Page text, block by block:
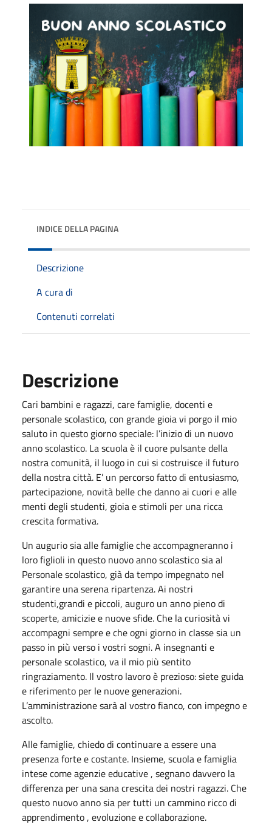
INDICE DELLA PAGINA
Descrizione
A cura di
Contenuti correlati
Descrizione
Cari bambini e ragazzi, care famiglie, docenti e
personale scolastico, con grande gioia vi porgo il mio
saluto in questo giorno speciale: l’inizio di un nuovo
anno scolastico. La scuola è il cuore pulsante della
nostra comunità, il luogo in cui si costruisce il futuro
della nostra città. E’ un percorso fatto di entusiasmo,
partecipazione, novità belle che danno ai cuori e alle
menti degli studenti, gioia e stimoli per una ricca
crescita formativa.
Un augurio sia alle famiglie che accompagneranno i
loro figlioli in questo nuovo anno scolastico sia al
Personale scolastico, già da tempo impegnato nel
garantire una serena ripartenza. Ai nostri
studenti,grandi e piccoli, auguro un anno pieno di
scoperte, amicizie e nuove sfide. Che la curiosità vi
accompagni sempre e che ogni giorno in classe sia un
passo in più verso i vostri sogni. A insegnanti e
personale scolastico, va il mio più sentito
ringraziamento. Il vostro lavoro è prezioso: siete guida
e riferimento per le nuove generazioni.
L’amministrazione sarà al vostro fianco, con impegno e
ascolto.
Alle famiglie, chiedo di continuare a essere una
presenza forte e costante. Insieme, scuola e famiglia
intese come agenzie educative , segnano davvero la
differenza per una sana crescita dei nostri ragazzi. Che
questo nuovo anno sia per tutti un cammino ricco di
apprendimento , evoluzione e collaborazione.